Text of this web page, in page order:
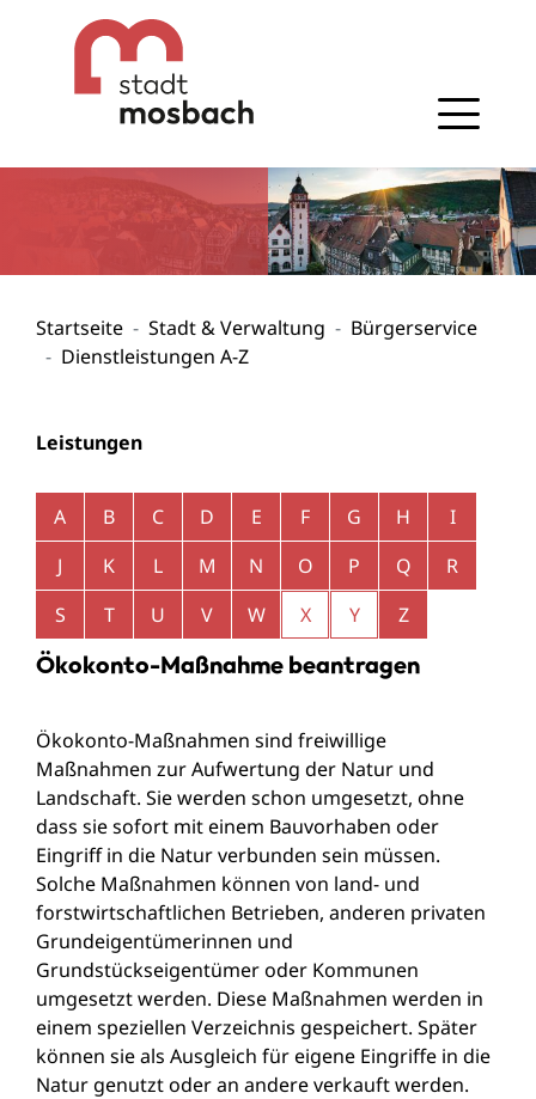
Gehe zum Navigationsbereich
Gehe zum Inhalt
Startseite Stadt & Verwaltung
Bürgerservice
Dienstleistungen A-Z
Leistungen
Alphabetisches Register überspringen
A B C D E F G H
I
J
K L M N O P Q
R
S
T U V W X Y Z
Ökokonto-Maßnahme beantragen
Ökokonto-Maßnahmen sind freiwillige
Maßnahmen zur Aufwertung der Natur und
Landschaft. Sie werden schon umgesetzt, ohne
dass sie sofort mit einem Bauvorhaben oder
Eingriff in die Natur verbunden sein müssen.
Solche Maßnahmen können von land- und
forstwirtschaftlichen Betrieben, anderen privaten
Grundeigentümerinnen und
Grundstückseigentümer oder Kommunen
umgesetzt werden. Diese Maßnahmen werden in
einem speziellen Verzeichnis gespeichert. Später
können sie als Ausgleich für eigene Eingriffe in die
Natur genutzt oder an andere verkauft werden.